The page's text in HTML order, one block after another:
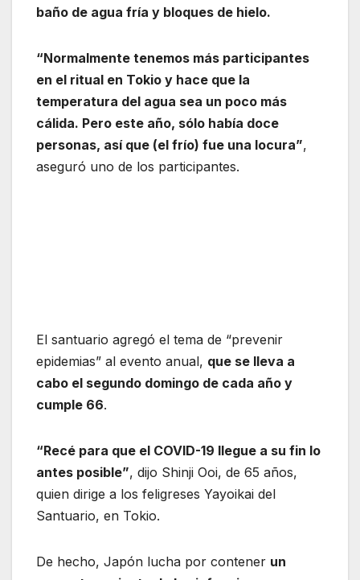
baño de agua fría y bloques de hielo.
“Normalmente tenemos más participantes
en el ritual en Tokio y hace que la
temperatura del agua sea un poco más
cálida. Pero este año, sólo había doce
personas, así que (el frío) fue una locura”,
aseguró uno de los participantes.
El santuario agregó el tema de “prevenir
epidemias” al evento anual, que se lleva a
cabo el segundo domingo de cada año y
cumple 66.
“Recé para que el COVID-19 llegue a su fin lo
antes posible”, dijo Shinji Ooi, de 65 años,
quien dirige a los feligreses Yayoikai del
Santuario, en Tokio.
De hecho, Japón lucha por contener un